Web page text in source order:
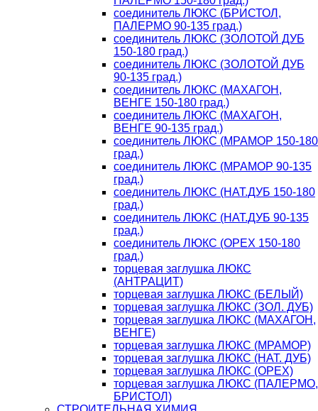
соединитель ЛЮКС (БРИСТОЛ,
ПАЛЕРМО 90-135 град.)
соединитель ЛЮКС (ЗОЛОТОЙ ДУБ
150-180 град.)
соединитель ЛЮКС (ЗОЛОТОЙ ДУБ
90-135 град.)
соединитель ЛЮКС (МАХАГОН,
ВЕНГЕ 150-180 град.)
соединитель ЛЮКС (МАХАГОН,
ВЕНГЕ 90-135 град.)
соединитель ЛЮКС (МРАМОР 150-180
град.)
соединитель ЛЮКС (МРАМОР 90-135
град.)
соединитель ЛЮКС (НАТ.ДУБ 150-180
град.)
соединитель ЛЮКС (НАТ.ДУБ 90-135
град.)
соединитель ЛЮКС (ОРЕХ 150-180
град.)
торцевая заглушка ЛЮКС
(АНТРАЦИТ)
торцевая заглушка ЛЮКС (БЕЛЫЙ)
торцевая заглушка ЛЮКС (ЗОЛ. ДУБ)
торцевая заглушка ЛЮКС (МАХАГОН,
ВЕНГЕ)
торцевая заглушка ЛЮКС (МРАМОР)
торцевая заглушка ЛЮКС (НАТ. ДУБ)
торцевая заглушка ЛЮКС (ОРЕХ)
торцевая заглушка ЛЮКС (ПАЛЕРМО,
БРИСТОЛ)